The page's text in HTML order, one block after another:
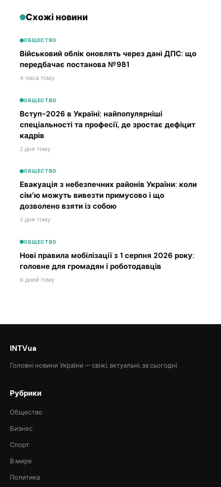
Схожі новини
ОБЩЕСТВО
Військовий облік оновлять через дані ДПС: що
передбачає постанова №981
4 часа тому
ОБЩЕСТВО
Вступ-2026 в Україні: найпопулярніші
спеціальності та професії, де зростає дефіцит
кадрів
2 дня тому
ОБЩЕСТВО
Евакуація з небезпечних районів України: коли
сім’ю можуть вивезти примусово і що
дозволено взяти із собою
3 дня тому
ОБЩЕСТВО
Нові правила мобілізації з 1 серпня 2026 року:
головне для громадян і роботодавців
6 дней тому
INTVua
Головні новини України — свіжі, актуальні, за сьогодні.
Рубрики
Общество
Бизнес
Спорт
В мире
Политика